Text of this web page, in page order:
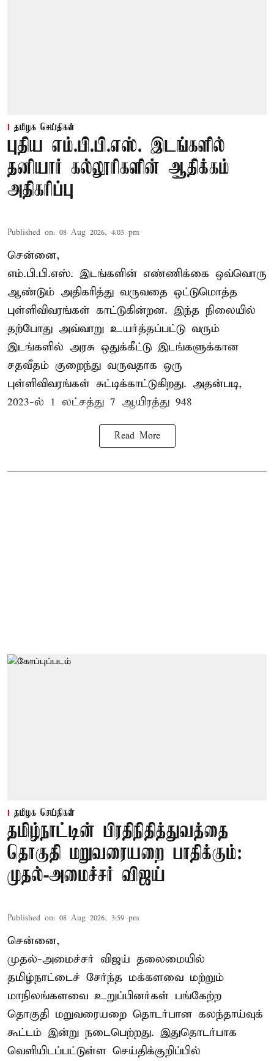
தமிழக செய்திகள்
புதிய எம்.பி.பி.எஸ். இடங்களில்
தனியார் கல்லூரிகளின் ஆதிக்கம்
அதிகரிப்பு
Published on: 08 Aug 2026, 4:03 pm
சென்னை,
எம்.பி.பி.எஸ். இடங்களின் எண்ணிக்கை ஒவ்வொரு
ஆண்டும் அதிகரித்து வருவதை ஒட்டுமொத்த
புள்ளிவிவரங்கள் காட்டுகின்றன. இந்த நிலையில்
தற்போது அவ்வாறு உயர்த்தப்பட்டு வரும்
இடங்களில் அரசு ஒதுக்கீட்டு இடங்களுக்கான
சதவீதம் குறைந்து வருவதாக ஒரு
புள்ளிவிவரங்கள் சுட்டிக்காட்டுகிறது. அதன்படி,
2023-ல் 1 லட்சத்து 7 ஆயிரத்து 948
Read More
தமிழக செய்திகள்
தமிழ்நாட்டின் பிரதிநிதித்துவத்தை
தொகுதி மறுவரையறை பாதிக்கும்:
முதல்-அமைச்சர் விஜய்
Published on: 08 Aug 2026, 3:59 pm
சென்னை,
முதல்-அமைச்சர் விஜய் தலைமையில்
தமிழ்நாட்டைச் சேர்ந்த மக்களவை மற்றும்
மாநிலங்களவை உறுப்பினர்கள் பங்கேற்ற
தொகுதி மறுவரையறை தொடர்பான கலந்தாய்வுக்
கூட்டம் இன்று நடைபெற்றது. இதுதொடர்பாக
வெளியிடப்பட்டுள்ள செய்திக்குறிப்பில்